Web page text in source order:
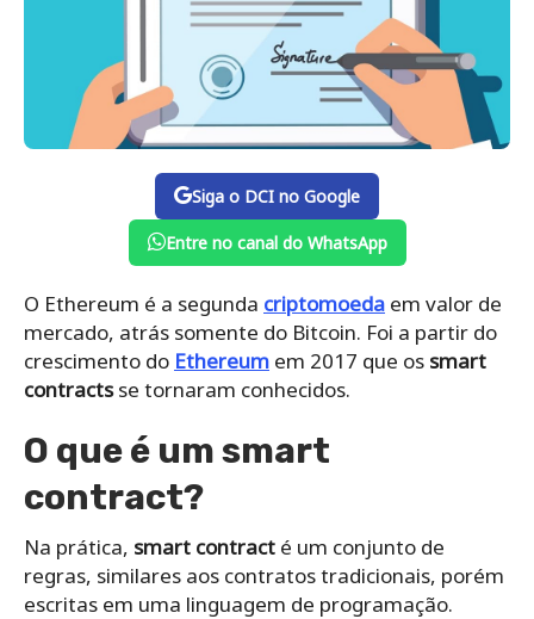
Siga o DCI no Google
Entre no canal do WhatsApp
O Ethereum é a segunda criptomoeda em valor de
mercado, atrás somente do Bitcoin. Foi a partir do
crescimento do Ethereum em 2017 que os smart
contractsse tornaram conhecidos.
O que é umsmart
contract?
Na prática, smart contract é um conjunto de
regras, similares aos contratos tradicionais, porém
escritas em uma linguagem de programação.